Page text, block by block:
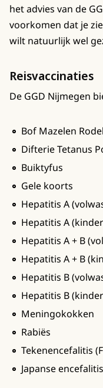
het advies van de
voorkomen dat je
wilt natuurlijk wel
Reisvaccinaties
De GGD Nijmegen
Bof Mazelen
Difterie Tetanus
Buiktyfus
Gele koorts
Hepatitis A
Hepatitis A
Hepatitis A + B
Hepatitis A + B
Hepatitis B
Hepatitis B
Meningokokken
Rabiës
Tekenencefalitis
Japanse encefalitis